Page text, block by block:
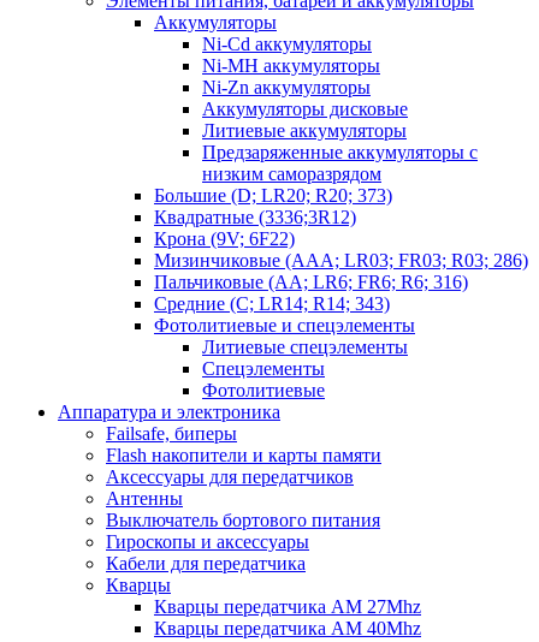
Аккумуляторы
Ni-Cd аккумуляторы
Ni-MH аккумуляторы
Ni-Zn аккумуляторы
Аккумуляторы дисковые
Литиевые аккумуляторы
Предзаряженные аккумуляторы с
низким саморазрядом
Большие (D; LR20; R20; 373)
Квадратные (3336;3R12)
Крона (9V; 6F22)
Мизинчиковые (AAA; LR03; FR03; R03; 286)
Пальчиковые (AA; LR6; FR6; R6; 316)
Средние (C; LR14; R14; 343)
Фотолитиевые и спецэлементы
Литиевые спецэлементы
Спецэлементы
Фотолитиевые
Аппаратура и электроника
Failsafe, биперы
Flash накопители и карты памяти
Аксессуары для передатчиков
Антенны
Выключатель бортового питания
Гироскопы и аксессуары
Кабели для передатчика
Кварцы
Кварцы передатчика AM 27Mhz
Кварцы передатчика AM 40Mhz